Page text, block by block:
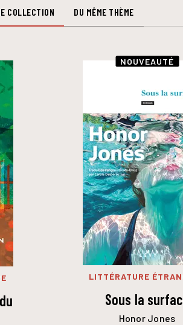
COLLECTION DU MÊME THÈME
NOUVEAUTÉ
LITTÉRATURE
Sous la
Honor Jones